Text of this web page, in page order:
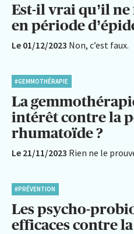
Est-il vrai qu’il
en période
Le 01/12/2023 Non, c’est faux.
#GEMMOTHÉRAPIE
La
intérêt contre la
rhumatoïde ?
Le 21/11/2023 Rien ne le
#PRÉVENTION
Les psycho-
efficaces contre